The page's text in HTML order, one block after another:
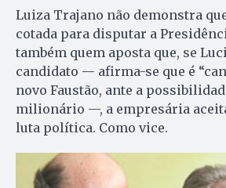
Luiza Trajano não demonstra
cotada para disputar a
também quem aposta que, se
candidato — afirma-se que é
novo Faustão, ante a
milionário —, a empresária
luta política. Como vice.